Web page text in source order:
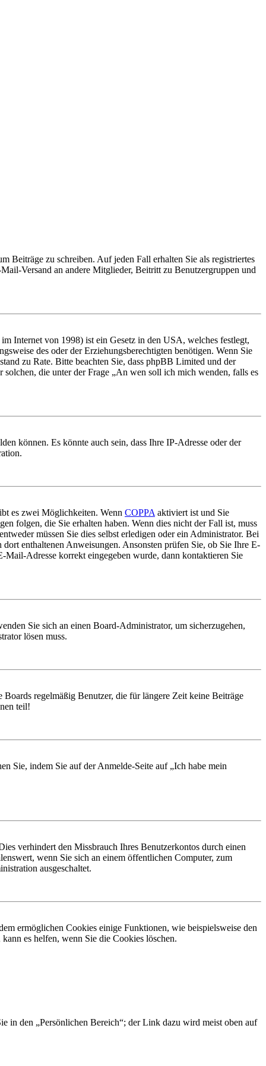
Beiträge zu schreiben. Auf jeden Fall erhalten Sie als registriertes
Versand an andere Mitglieder, Beitritt zu Benutzergruppen und
Internet von 1998) ist ein Gesetz in den USA, welches festlegt,
des oder der Erziehungsberechtigten benötigen. Wenn Sie
zu Rate. Bitte beachten Sie, dass phpBB Limited und der
die unter der Frage „An wen soll ich mich wenden, falls es
können. Es könnte auch sein, dass Ihre IP-Adresse oder der
es zwei Möglichkeiten. Wenn COPPA aktiviert ist und Sie
folgen, die Sie erhalten haben. Wenn dies nicht der Fall ist, muss
müssen Sie dies selbst erledigen oder ein Administrator. Bei
enthaltenen Anweisungen. Ansonsten prüfen Sie, ob Sie Ihre E-
Adresse korrekt eingegeben wurde, dann kontaktieren Sie
Sie sich an einen Board-Administrator, um sicherzugehen,
lösen muss.
regelmäßig Benutzer, die für längere Zeit keine Beiträge
teil!
Sie, indem Sie auf der Anmelde-Seite auf „Ich habe mein
verhindert den Missbrauch Ihres Benutzerkontos durch einen
wenn Sie sich an einem öffentlichen Computer, zum
ausgeschaltet.
ermöglichen Cookies einige Funktionen, wie beispielsweise den
es helfen, wenn Sie die Cookies löschen.
in den „Persönlichen Bereich“; der Link dazu wird meist oben auf